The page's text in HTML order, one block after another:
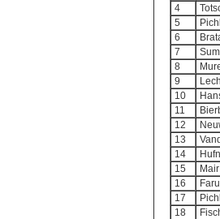
4
5
6
7
8
9
10
11
12
13
14
15
16
17
18